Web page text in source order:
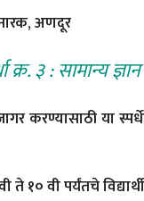
अणदूर
क्र. ३ : सामान्य ज्ञान
करण्यासाठी या
ते १० वी पर्यंतचे विद्यार्थी